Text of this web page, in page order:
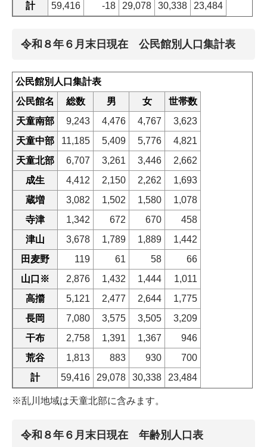
計
59,416 -18 29,078 30,338 23,484
令和８年６月末日現在 公民館別人口集計表
公民館別人口集計表
公民館名
総数 男 女
世帯数
天童南部
9,243 4,476 4,767
3,623
天童中部
11,185 5,409 5,776
4,821
天童北部
6,707 3,261 3,446
2,662
成生
4,412 2,150 2,262
1,693
蔵増
3,082 1,502 1,580
1,078
寺津
1,342 672 670
458
津山
3,678 1,789 1,889
1,442
田麦野
119 61 58
66
山口※
2,876 1,432 1,444
1,011
高擶
5,121 2,477 2,644
1,775
長岡
7,080 3,575 3,505
3,209
干布
2,758 1,391 1,367
946
荒谷
1,813 883 930
700
計
59,416 29,078 30,338 23,484
※乱川地域は天童北部に含みます。
令和８年６月末日現在 年齢別人口表